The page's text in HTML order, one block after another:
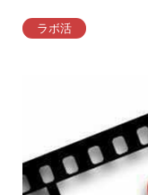
ラボ活